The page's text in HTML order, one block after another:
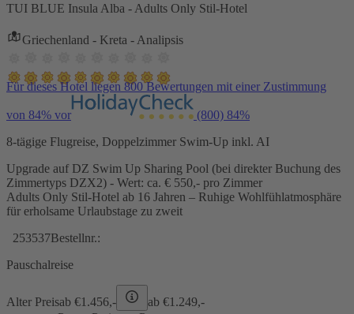
TUI BLUE Insula Alba - Adults Only Stil-Hotel
Griechenland - Kreta - Analipsis
Für dieses Hotel liegen 800 Bewertungen mit einer Zustimmung
von 84% vor (800) 84%
8-tägige Flugreise, Doppelzimmer Swim-Up inkl. AI
Upgrade auf DZ Swim Up Sharing Pool (bei direkter Buchung des
Zimmertyps DZX2) - Wert: ca. € 550,- pro Zimmer
Adults Only Stil-Hotel ab 16 Jahren – Ruhige Wohlfühlatmosphäre
für erholsame Urlaubstage zu zweit
253537Bestellnr.:
Pauschalreise
Alter Preisab €1.456,- ab €1.249,-